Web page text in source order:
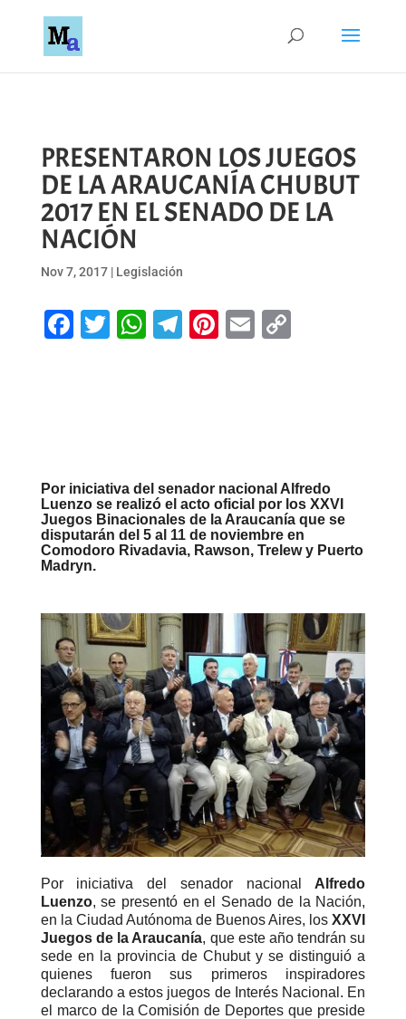
PRESENTARON LOS JUEGOS
DE LA ARAUCANÍA CHUBUT
2017 EN EL SENADO DE LA
NACIÓN
Nov 7, 2017| Legislación
Facebook
Twitter
WhatsApp
Telegram
Pinterest
EmailCopy
Por iniciativa del senador nacional Alfredo
Luenzo se realizó el acto oficial por los XXVI
Juegos Binacionales de la Araucanía que se
disputarán del 5 al 11 de noviembre en
Comodoro Rivadavia, Rawson, Trelew y Puerto
Madryn.
Por iniciativa del senador nacional Alfredo
Luenzo, se presentó en el Senado de la Nación,
en la Ciudad Autónoma de Buenos Aires, losXXVI
Juegos de la Araucanía, que este año tendrán su
sede en la provincia de Chubut y se distinguió a
quienes fueron sus primeros inspiradores
declarando a estos juegos de Interés Nacional. En
el marco de la Comisión de Deportes que preside